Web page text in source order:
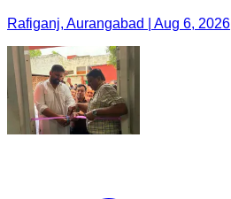
Rafiganj, Aurangabad | Aug 6, 2026